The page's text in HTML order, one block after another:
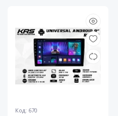
Код: 670